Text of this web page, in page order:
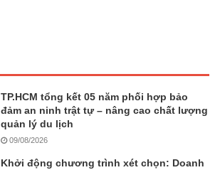
TP.HCM tổng kết 05 năm phối hợp bảo
đảm an ninh trật tự – nâng cao chất lượng
quản lý du lịch
09/08/2026
Khởi động chương trình xét chọn: Doanh